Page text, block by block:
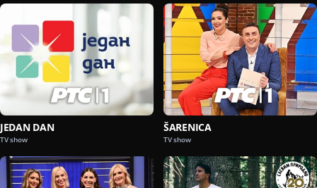
JEDAN DAN
TV show
ŠARENICA
TV show